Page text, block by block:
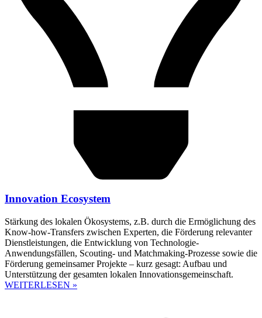
Innovation Ecosystem
Stärkung des lokalen Ökosystems, z.B. durch die Ermöglichung des
Know-how-Transfers zwischen Experten, die Förderung relevanter
Dienstleistungen, die Entwicklung von Technologie-
Anwendungsfällen, Scouting- und Matchmaking-Prozesse sowie die
Förderung gemeinsamer Projekte – kurz gesagt: Aufbau und
Unterstützung der gesamten lokalen Innovationsgemeinschaft.
WEITERLESEN »